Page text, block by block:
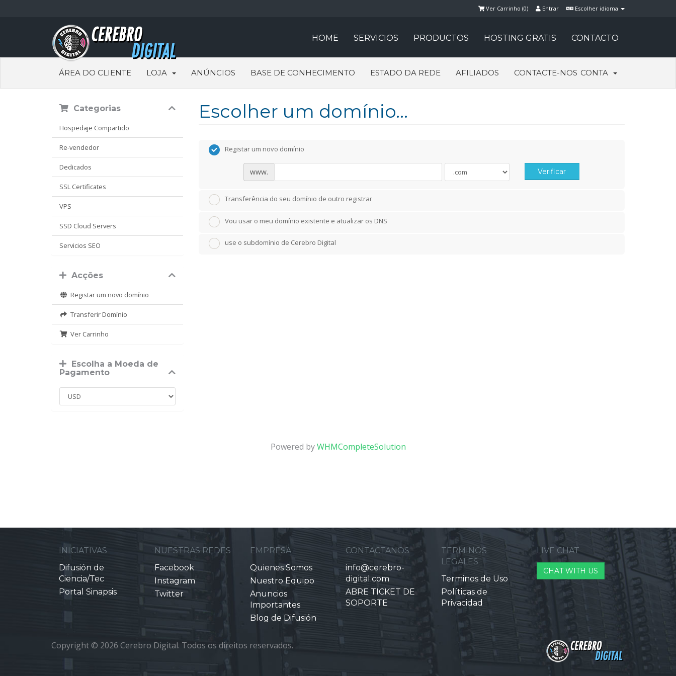
Escolher idioma
Entrar
Ver Carrinho (0)
HOME SERVICIOS PRODUCTOS HOSTING GRATIS CONTACTO
ÁREA DO CLIENTE LOJA ANÚNCIOS BASE DE CONHECIMENTO ESTADO DA REDE AFILIADOS CONTACTE-NOS CONTA
Escolher um domínio...
Categorias
Hospedaje Compartido
Re-vendedor
Dedicados
SSL Certificates
VPS
SSD Cloud Servers
Servicios SEO
Acções
Registar um novo domínio
Transferir Domínio
Ver Carrinho
Escolha a Moeda de
Pagamento
Registar um novo domínio
www. Verificar
Transferência do seu domínio de outro registrar
Vou usar o meu domínio existente e atualizar os DNS
use o subdomínio de Cerebro Digital
Powered byWHMCompleteSolution
INICIATIVAS
Difusión de
Ciencia/Tec
Portal Sinapsis
NUESTRAS REDES
Facebook
Instagram
Twitter
EMPRESA
Quienes Somos
Nuestro Equipo
Anuncios
Importantes
Blog de Difusión
CONTACTANOS
info@cerebro-
digital.com
ABRE TICKET DE
SOPORTE
TERMINOS
LEGALES
Terminos de Uso
Políticas de
Privacidad
LIVE CHAT
CHAT WITH US
Copyright © 2026 Cerebro Digital. Todos os direitos reservados.